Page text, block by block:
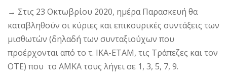
→ Στις 23 Οκτωβρίου 2020, ημέρα Παρασκευή θα
καταβληθούν οι κύριες και επικουρικές συντάξεις των
μισθωτών (δηλαδή των συνταξιούχων που
προέρχονται από το τ. ΙΚΑ-ΕΤΑΜ, τις Τράπεζες και τον
ΟΤΕ) που το ΑΜΚΑ τους λήγει σε 1, 3, 5, 7, 9.